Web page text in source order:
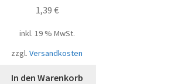
1,39 €
inkl. 19 % MwSt.
zzgl. Versandkosten
In den Warenkorb